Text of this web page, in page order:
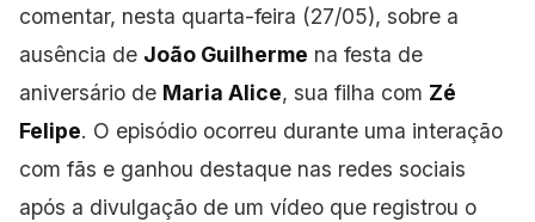
comentar, nesta quarta-feira (27/05), sobre a
ausência de João Guilherme na festa de
aniversário de Maria Alice, sua filha com Zé
Felipe. O episódio ocorreu durante uma interação
com fãs e ganhou destaque nas redes sociais
após a divulgação de um vídeo que registrou o